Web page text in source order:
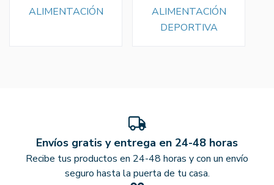
ALIMENTACIÓN
ALIMENTACIÓN
DEPORTIVA
Envíos gratis y entrega en 24-48 horas
Recibe tus productos en 24-48 horas y con un envío
seguro hasta la puerta de tu casa.